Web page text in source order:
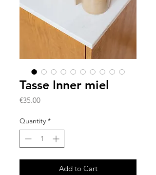
Tasse Inner miel
€35.00Price
Quantity *
Add to Cart